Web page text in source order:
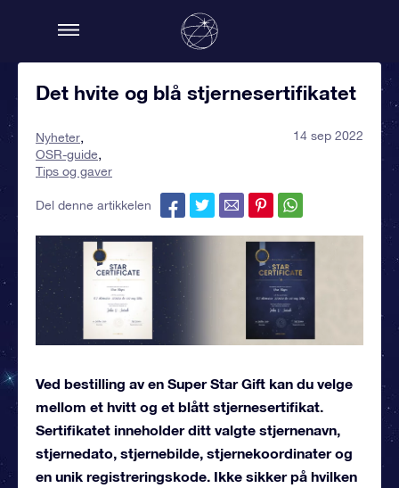
Det hvite og blå stjernesertifikatet
Nyheter
OSR-guide
Tips og gaver
14 sep 2022
Del denne artikkelen
Ved bestilling av en Super Star Gift kan du velge
mellom et hvitt og et blått stjernesertifikat.
Sertifikatet inneholder ditt valgte stjernenavn,
stjernedato, stjernebilde, stjernekoordinater og
en unik registreringskode. Ikke sikker på hvilken